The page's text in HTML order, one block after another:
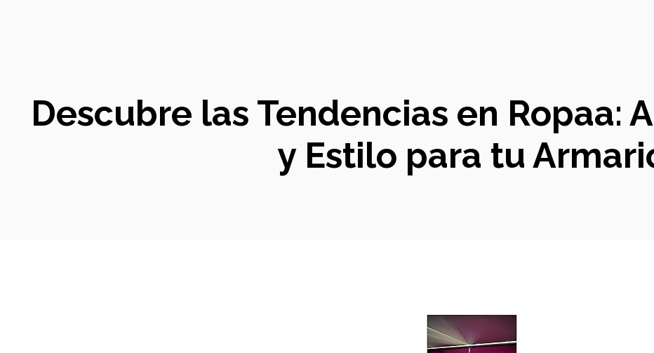
Descubre las Tendencias en Ropaa:
y Estilo para tu